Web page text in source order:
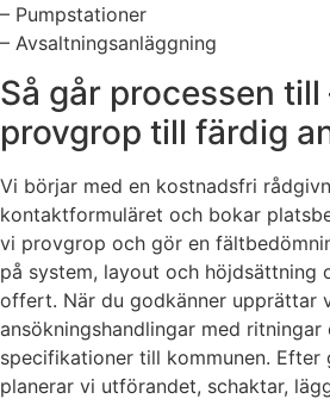
– Pumpstationer
– Avsaltningsanläggning
Så går processen till
provgrop till färdig
Vi börjar med en kostnadsfri
kontaktformuläret och bokar
vi provgrop och gör en
på system, layout och höjdsättning
offert. När du godkänner upprättar
ansökningshandlingar med ritningar
specifikationer till kommunen. Efter
planerar vi utförandet, schaktar,